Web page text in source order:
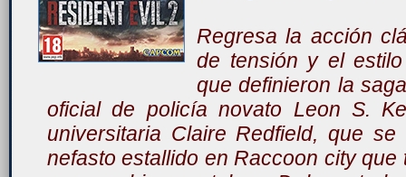
Regresa la acción
de tensión y el
que definieron la
oficial de policía novato Leon S.
universitaria Claire Redfield, que
nefasto estallido en Raccoon city